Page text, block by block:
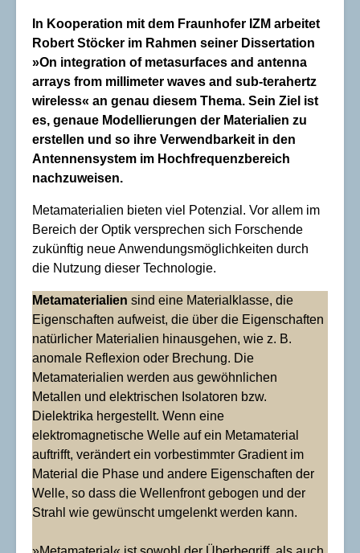
In Kooperation mit dem Fraunhofer IZM arbeitet
Robert Stöcker im Rahmen seiner Dissertation
»On integration of metasurfaces and antenna
arrays from millimeter waves and sub-terahertz
wireless« an genau diesem Thema. Sein Ziel ist
es, genaue Modellierungen der Materialien zu
erstellen und so ihre Verwendbarkeit in den
Antennensystem im Hochfrequenzbereich
nachzuweisen.
Metamaterialien bieten viel Potenzial. Vor allem im
Bereich der Optik versprechen sich Forschende
zukünftig neue Anwendungsmöglichkeiten durch
die Nutzung dieser Technologie.
Metamaterialien sind eine Materialklasse, die
Eigenschaften aufweist, die über die Eigenschaften
natürlicher Materialien hinausgehen, wie z. B.
anomale Reflexion oder Brechung. Die
Metamaterialien werden aus gewöhnlichen
Metallen und elektrischen Isolatoren bzw.
Dielektrika hergestellt. Wenn eine
elektromagnetische Welle auf ein Metamaterial
auftrifft, verändert ein vorbestimmter Gradient im
Material die Phase und andere Eigenschaften der
Welle, so dass die Wellenfront gebogen und der
Strahl wie gewünscht umgelenkt werden kann.